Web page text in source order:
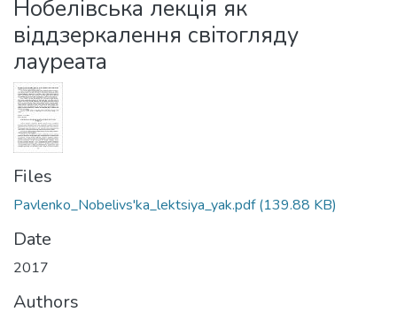
Statistics
Нобелівська лекція як
віддзеркалення світогляду
лауреата
Files
Pavlenko_Nobelivs'ka_lektsiya_yak.pdf(139.88 KB)
Date
2017
Authors